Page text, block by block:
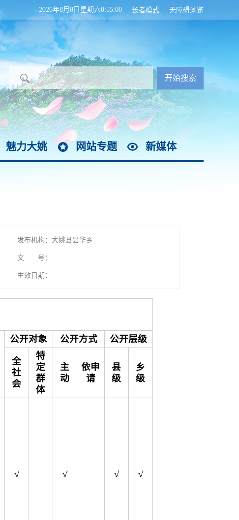
无障碍浏览
长者模式
2026年8月8日星期六0:55:00
魅力大姚 网站专题 新媒体
发布机构：大姚县昙华乡
文 号：
生效日期：
公开对象 公开方式 公开层级
全
社
会
特
定
群
体
主
动
依申
请
县
级
乡
级
√ √ √ √